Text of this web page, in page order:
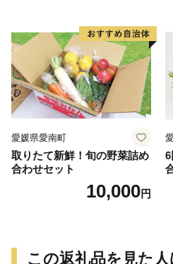
芋 ほしいも スイートポテト
いも天 サイズミックス 甘い
ねっとり 生芋 新芋 あんのう
いも 甘藷 べにはるか スイー
ツ 国産 糖度 産地直送 農家直
送 数量限定 21000円 愛媛 愛
南 ミッチーのおみかん畑
愛媛県愛南町
取りたて新鮮！旬の野菜詰め
合わせセット
10,000円
この返礼品を見た人